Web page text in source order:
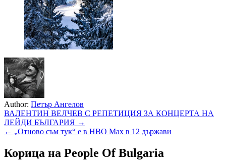
Author: Петър Ангелов
Навигация
ВАЛЕНТИН ВЕЛЧЕВ С РЕПЕТИЦИЯ ЗА КОНЦЕРТА НА
ЛЕЙДИ БЪЛГАРИЯ →
← „Отново съм тук“ е в HBO Max в 12 държави
Корица на People Of Bulgaria